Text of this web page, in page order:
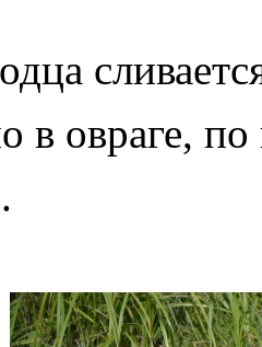
в овраге,